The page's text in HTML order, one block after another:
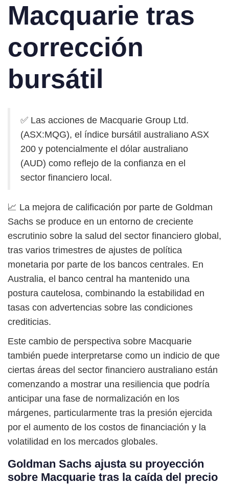
Macquarie tras
corrección
bursátil
✅ Las acciones de Macquarie Group Ltd.
(ASX:MQG), el índice bursátil australiano ASX
200 y potencialmente el dólar australiano
(AUD) como reflejo de la confianza en el
sector financiero local.
📈 La mejora de calificación por parte de Goldman
Sachs se produce en un entorno de creciente
escrutinio sobre la salud del sector financiero global,
tras varios trimestres de ajustes de política
monetaria por parte de los bancos centrales. En
Australia, el banco central ha mantenido una
postura cautelosa, combinando la estabilidad en
tasas con advertencias sobre las condiciones
crediticias.
Este cambio de perspectiva sobre Macquarie
también puede interpretarse como un indicio de que
ciertas áreas del sector financiero australiano están
comenzando a mostrar una resiliencia que podría
anticipar una fase de normalización en los
márgenes, particularmente tras la presión ejercida
por el aumento de los costos de financiación y la
volatilidad en los mercados globales.
Goldman Sachs ajusta su proyección
sobre Macquarie tras la caída del precio